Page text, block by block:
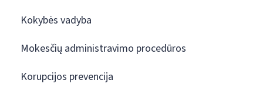
Kokybės vadyba
Mokesčių administravimo procedūros
Korupcijos prevencija